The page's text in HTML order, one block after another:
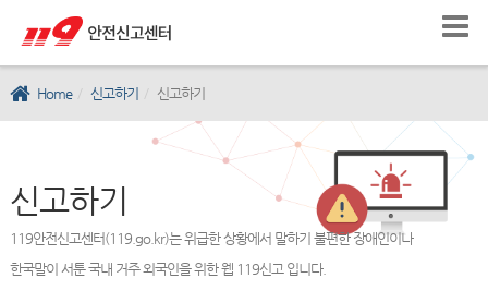
Home 신고하기 신고하기
신고하기
119안전신고센터(119.go.kr)는 위급한 상황에서 말하기 불편한 장애인이나
한국말이 서툰 국내 거주 외국인을 위한 웹 119신고 입니다.